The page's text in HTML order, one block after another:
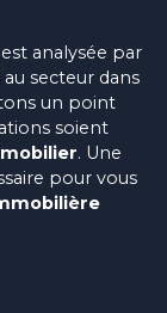
analysée par
secteur dans
un point
soient
. Une
pour vous